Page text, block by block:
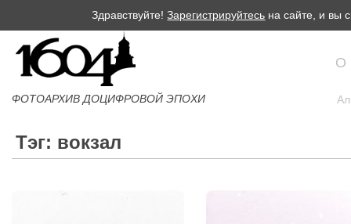
Здравствуйте!Зарегистрируйтесь на сайте, и вы
ФОТОАРХИВ ДОЦИФРОВОЙ ЭПОХИ
О
Тэг: вокзал